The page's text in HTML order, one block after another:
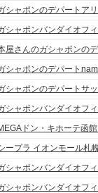
シャポンのデパートア
シャポンバンダイオフ
屋さんのガシャポンの
シャポンのデパート
シャポンのデパートサ
シャポンバンダイオフ
ドン・キホーテ函
ープラ イオンモール札
シャポンバンダイオフ
シャポンバンダイオフ